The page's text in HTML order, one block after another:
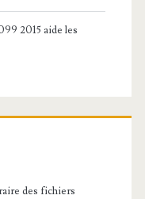
2015 aide les
des fichiers